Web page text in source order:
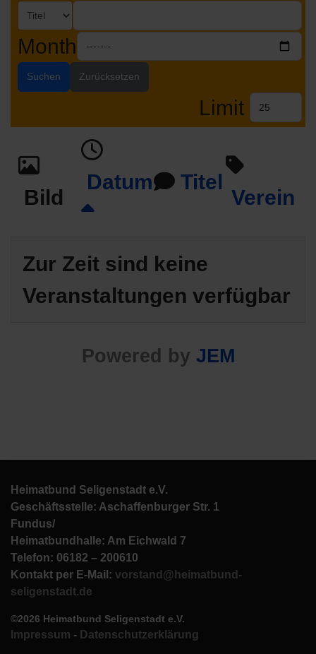
Month
Suchen Zurücksetzen
Limit
Bild
Datum Titel
Verein
Zur Zeit sind keine
Veranstaltungen verfügbar
Powered by JEM
Heimatbund Seligenstadt e.V.
Geschäftsstelle: Aschaffenburger Str. 1
Fundus/
Heimatbundhalle: Am Eichwald 7
Telefon: 06182 – 200610
Kontakt per E-Mail: vorstand@heimatbund-
seligenstadt.de
©2026 Heimatbund Seligenstadt e.V.
Impressum - Datenschutzerklärung